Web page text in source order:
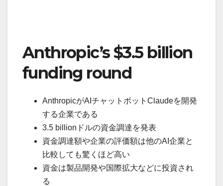
Anthropic’s $3.5 billion
funding round
AnthropicがAIチャットボットClaudeを開発
する企業である
3.5 billionドルの資金調達を発表
資金調達額や企業の評価額は他のAI企業と
比較しても驚くほど高い
資金は製品開発や国際拡大などに投資され
る